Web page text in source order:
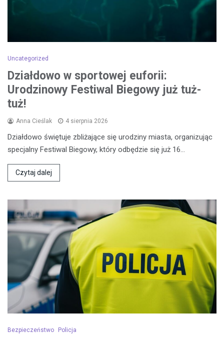
Uncategorized
Działdowo w sportowej euforii:
Urodzinowy Festiwal Biegowy już tuż-
tuż!
Anna Cieślak 4 sierpnia 2026
Działdowo świętuje zbliżające się urodziny miasta, organizując
specjalny Festiwal Biegowy, który odbędzie się już 16…
Czytaj dalej
Bezpieczeństwo Policja